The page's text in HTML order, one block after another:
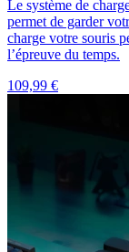
Le système de
permet de garder
charge votre souris
l’épreuve du temps.
109,99 €